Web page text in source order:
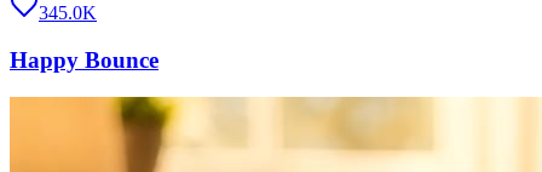
345.0K
Happy Bounce